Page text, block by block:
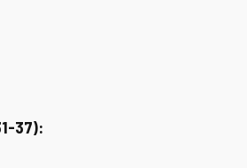
37):